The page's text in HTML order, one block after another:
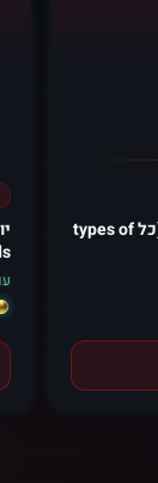
הוסף ל youtube playlists (כל types of